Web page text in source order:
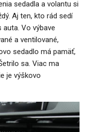
sedadla a volantu si
Aj ten, kto rád sedí
auta. Vo výbave
a ventilované,
sedadlo má pamäť,
sa. Viac ma
je výškovo